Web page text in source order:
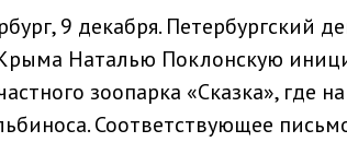
9 декабря. Петербургский
Наталью Поклонскую
зоопарка «Сказка», где
Соответствующее